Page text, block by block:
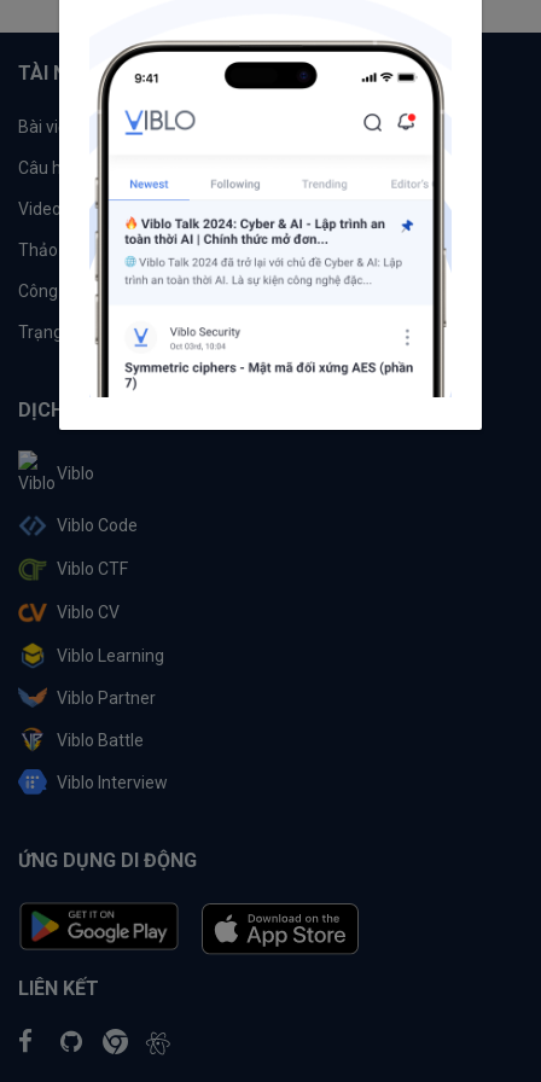
TÀI NGUYÊN
Bài viết
Câu hỏi
Videos
Thảo luận Đề xuất hệ thống
Công cụ Machine Learning
Trạng thái hệ thống
DỊCH VỤ
Viblo
Viblo Code
Viblo CTF
Viblo CV
Viblo Learning
Viblo Partner
Viblo Battle
Viblo Interview
ỨNG DỤNG DI ĐỘNG
LIÊN KẾT